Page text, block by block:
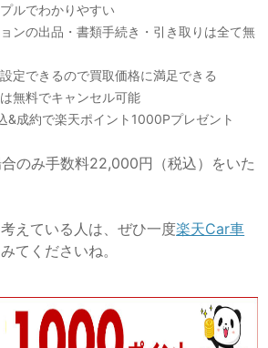
ルでわかりやすい
ンの出品・書類手続き・引き取りは全て無
定できるので買取価格に満足できる
無料でキャンセル可能
&成約で楽天ポイント1000Pプレゼント
のみ手数料22,000円（税込）をいた
えている人は、ぜひ一度楽天Car車
てくださいね。